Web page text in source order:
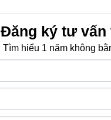
Đăng ký tư vấn
Tìm hiểu 1 năm không